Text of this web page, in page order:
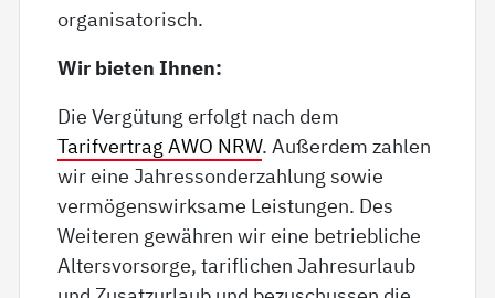
organisatorisch.
Wir bieten Ihnen:
Die Vergütung erfolgt nach dem
Tarifvertrag AWO NRW. Außerdem zahlen
wir eine Jahressonderzahlung sowie
vermögenswirksame Leistungen. Des
Weiteren gewähren wir eine betriebliche
Altersvorsorge, tariflichen Jahresurlaub